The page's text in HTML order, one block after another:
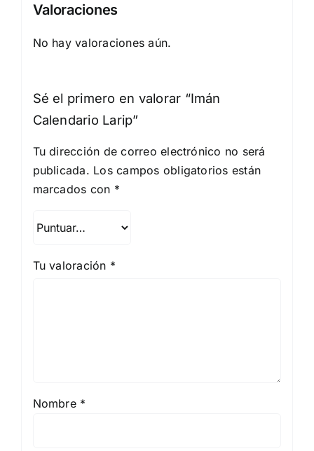
Valoraciones
No hay valoraciones aún.
Sé el primero en valorar “Imán
Calendario Larip”
Tu dirección de correo electrónico no será
publicada. Los campos obligatorios están
marcados con *
Tu valoración *
Nombre *